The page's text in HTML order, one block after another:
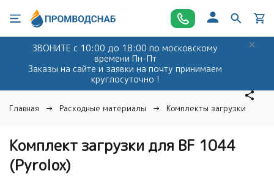
ЗВОНИТЕ с 10:00 до 18:00 по московскому
времени Пн-Пт
Заказы на сайте и заявки на почту принимаем
круглосуточно !
Главная Расходные материалы Комплекты загрузки
Комплект загрузки для BF 1044
(Pyrolox)